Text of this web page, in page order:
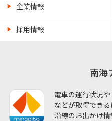
企業情報
採用情報
南海
電車の運行状況
などが取得でき
沿線のお出かけ